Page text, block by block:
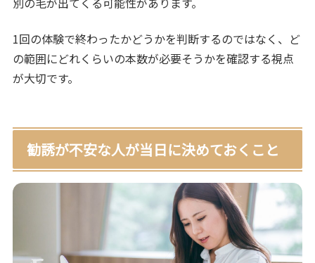
1回の体験で終わったかどうかを判断するのではなく、ど
の範囲にどれくらいの本数が必要そうかを確認する視点
が大切です。
勧誘が不安な人が当日に決めておくこと